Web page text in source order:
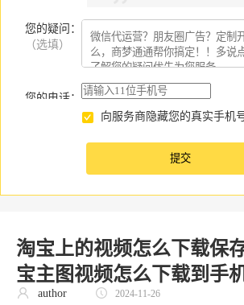
您的疑问
（选填）
：
您的电话：
向服务商隐藏您的真实手机
淘宝上的视频怎么下载保
宝主图视频怎么下载到手
author 2024-11-26